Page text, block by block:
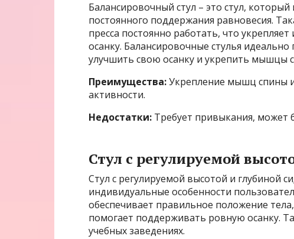
Балансировочный стул – это стул,
постоянного поддержания равновесия.
пресса постоянно работать, что
осанку. Балансировочные стулья
улучшить свою осанку и укрепить мышцы
Преимущества:Укрепление мышц спины
активности.
Недостатки: Требует привыкания,
Стул с регулируемой
Стул с регулируемой высотой и глубиной
индивидуальные особенности
обеспечивает правильное положение
помогает поддерживать ровную осанку.
учебных заведениях.